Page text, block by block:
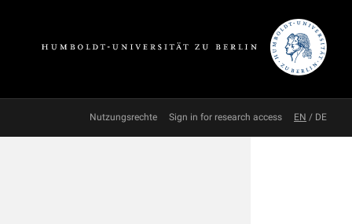
Nutzungsrechte Sign in for research access EN / DE